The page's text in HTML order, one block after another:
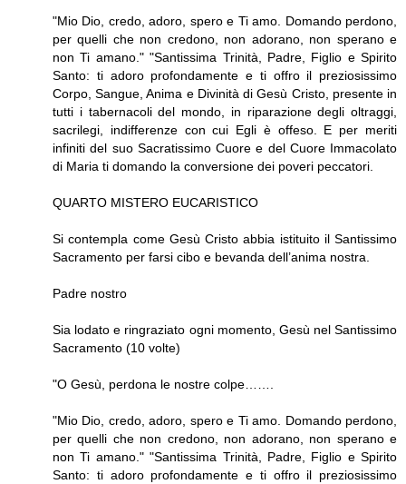
"Mio Dio, credo, adoro, spero e Ti amo. Domando perdono,
per quelli che non credo­no, non adorano, non sperano e
non Ti amano." "Santissima Trinità, Padre, Figlio e Spirito
Santo: ti adoro profondamente e ti offro il preziosissimo
Corpo, Sangue, Anima e Divi­nità di Gesù Cristo, presente in
tutti i tabernacoli del mondo, in riparazione degli oltraggi,
sacrilegi, indifferenze con cui Egli è offeso. E per meriti
infiniti del suo Sacratissimo Cuore e del Cuore Immacolato
di Maria ti domando la conversione dei poveri peccatori.
QUARTO MISTERO EUCARISTICO
Si contempla come Gesù Cristo abbia istitui­to il Santissimo
Sacramento per farsi cibo e bevanda dell’anima nostra.
Padre nostro
Sia lodato e ringraziato ogni momento, Gesù nel Santissimo
Sacramento (10 volte)
"O Gesù, perdona le nostre colpe…….
"Mio Dio, credo, adoro, spero e Ti amo. Domando perdono,
per quelli che non credo­no, non adorano, non sperano e
non Ti amano." "Santissima Trinità, Padre, Figlio e Spirito
Santo: ti adoro profondamente e ti offro il preziosissimo